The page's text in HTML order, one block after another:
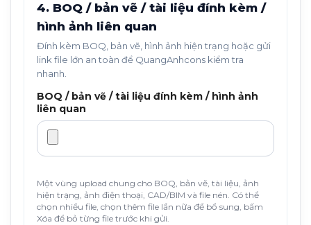
4. BOQ / bản vẽ / tài liệu đính kèm /
hình ảnh liên quan
Đính kèm BOQ, bản vẽ, hình ảnh hiện trạng hoặc gửi
link file lớn an toàn để QuangAnhcons kiểm tra
nhanh.
BOQ / bản vẽ / tài liệu đính kèm / hình ảnh
liên quan
Một vùng upload chung cho BOQ, bản vẽ, tài liệu, ảnh
hiện trạng, ảnh điện thoại, CAD/BIM và file nén. Có thể
chọn nhiều file, chọn thêm file lần nữa để bổ sung, bấm
Xóa để bỏ từng file trước khi gửi.